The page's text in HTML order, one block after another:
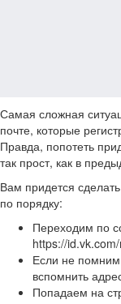
Самая сложная
почте, которые
Правда, попотеть
так прост, как в
Вам придется
по порядку:
Переходим по
https://
Если не
вспомнить
Попадаем на